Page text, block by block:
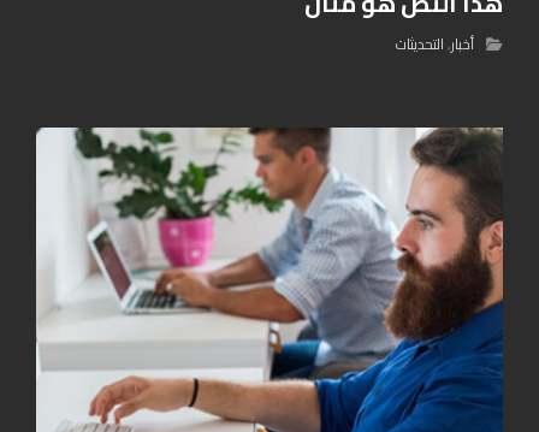
أخبار,التحديثات